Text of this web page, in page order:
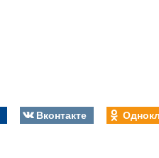
Вконтакте